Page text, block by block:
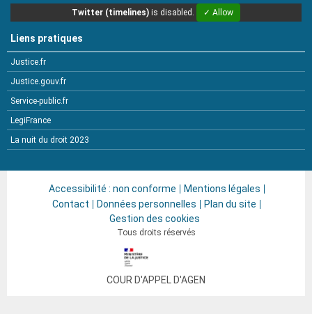
Twitter (timelines) is disabled. ✓ Allow
Liens pratiques
Justice.fr
Justice.gouv.fr
Service-public.fr
LegiFrance
La nuit du droit 2023
COUR D'APPEL D'AGEN
Accessibilité : non conforme
Mentions légales
Contact
Données personnelles
Plan du site
Gestion des cookies
Tous droits réservés